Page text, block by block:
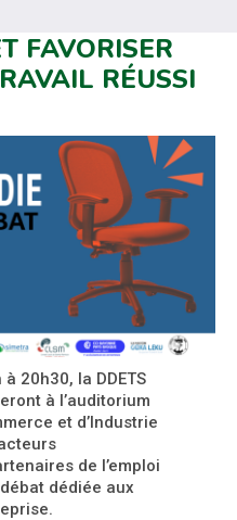
FAVORISER
RÉUSSI
20h30, la DDETS
à l’auditorium
et d’Industrie
de l’emploi
dédiée aux